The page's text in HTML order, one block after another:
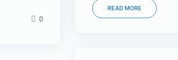
0
READ MORE